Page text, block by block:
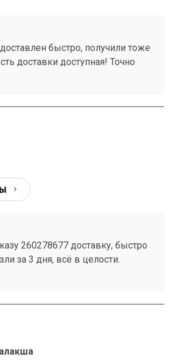
быстро, получили тоже
доставки доступная! Точно
260278677 доставку, быстро
за 3 дня, всё в целости.